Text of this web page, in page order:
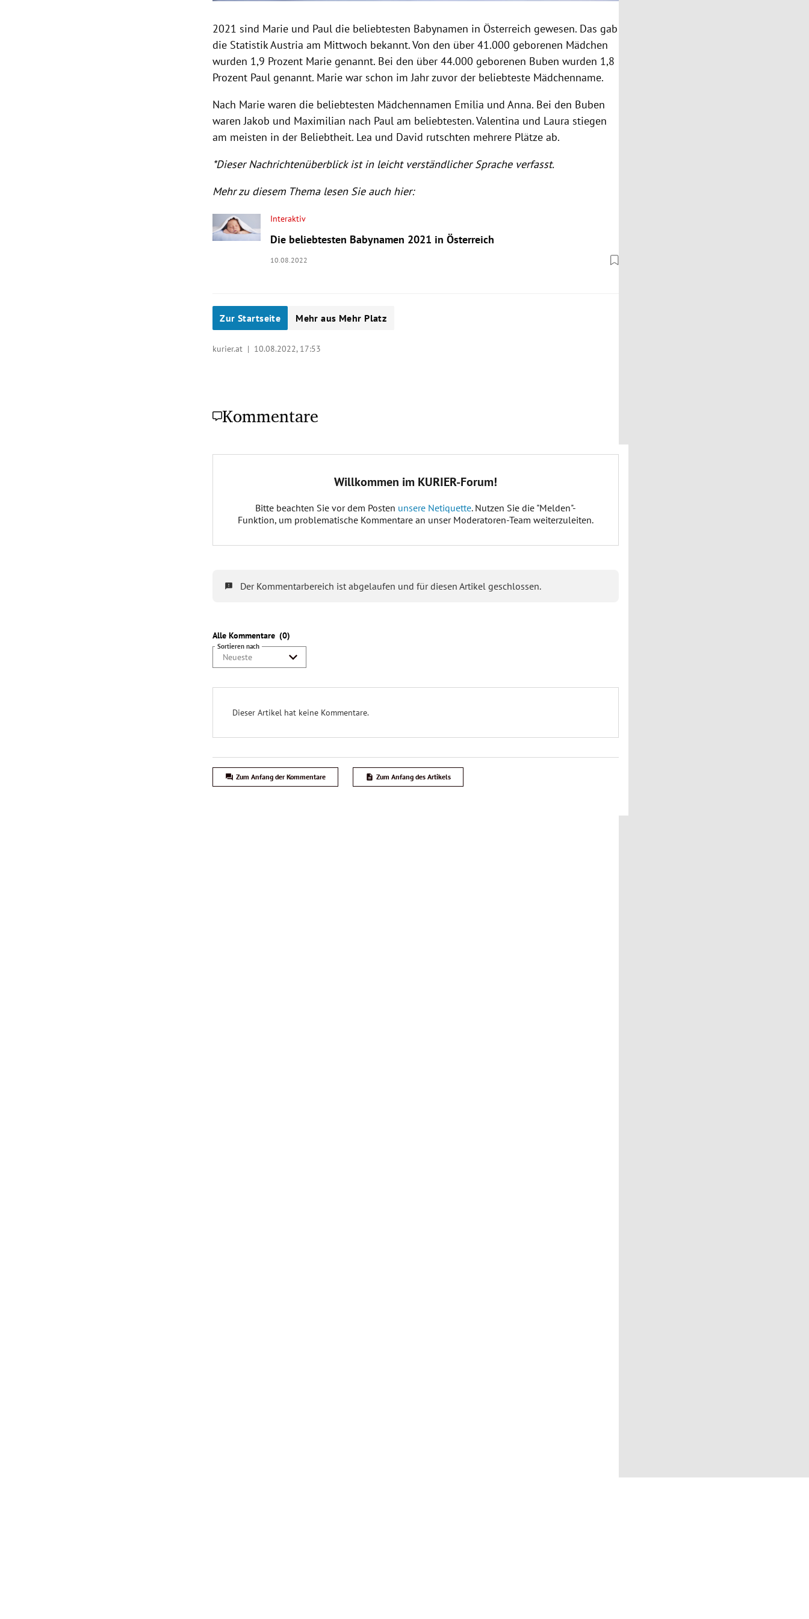
2021 sind Marie und Paul die beliebtesten Babynamen in Österreich gewesen. Das gab
die Statistik Austria am Mittwoch bekannt. Von den über 41.000 geborenen Mädchen
wurden 1,9 Prozent Marie genannt. Bei den über 44.000 geborenen Buben wurden 1,8
Prozent Paul genannt. Marie war schon im Jahr zuvor der beliebteste Mädchenname.
Nach Marie waren die beliebtesten Mädchennamen Emilia und Anna. Bei den Buben
waren Jakob und Maximilian nach Paul am beliebtesten. Valentina und Laura stiegen
am meisten in der Beliebtheit. Lea und David rutschten mehrere Plätze ab.
*Dieser Nachrichtenüberblick ist in leicht verständlicher Sprache verfasst.
Mehr zu diesem Thema lesen Sie auch hier:
Interaktiv
Die beliebtesten Babynamen 2021 in Österreich
10.08.2022
Zur Startseite Mehr aus Mehr Platz
kurier.at | 10.08.2022, 17:53
Kommentare